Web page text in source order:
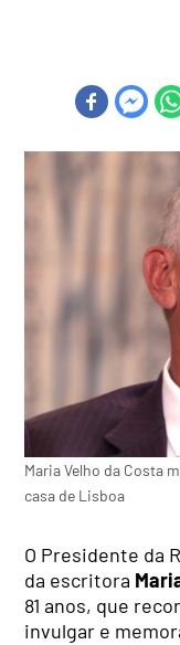
Maria Velho da Costa
casa de Lisboa
O Presidente da
da escritora
81 anos, que
invulgar e